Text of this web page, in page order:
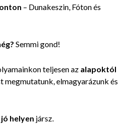
– Dunakeszin, Fóton és
Semmi gond!
teljesen az alapoktól
megmutatunk, elmagyarázunk és
jó helyen jársz.